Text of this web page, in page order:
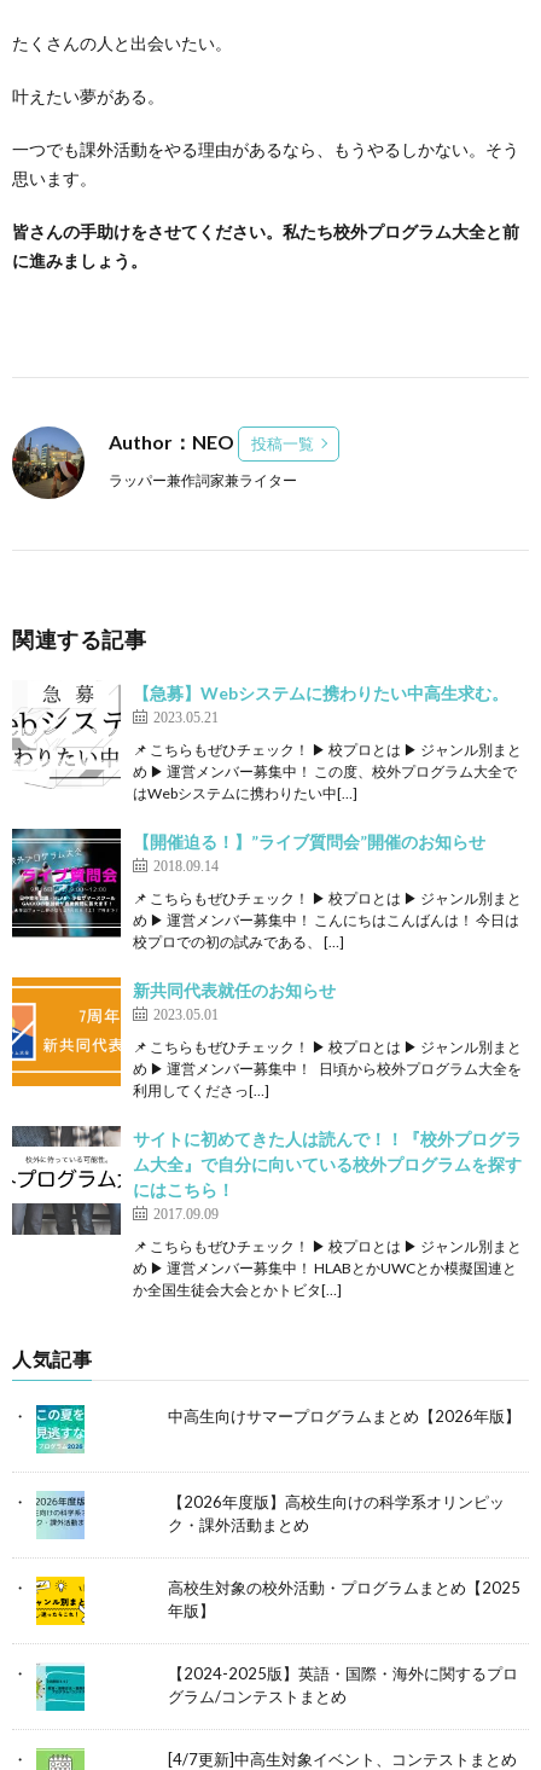
たくさんの人と出会いたい。
叶えたい夢がある。
一つでも課外活動をやる理由があるなら、もうやるしかない。そう
思います。
皆さんの手助けをさせてください。私たち校外プログラム大全と前
に進みましょう。
Author：NEO 投稿一覧
ラッパー兼作詞家兼ライター
関連する記事
【急募】Webシステムに携わりたい中高生求む。
2023.05.21
📌 こちらもぜひチェック！ ▶ 校プロとは ▶ ジャンル別まと
め ▶ 運営メンバー募集中！ この度、校外プログラム大全で
はWebシステムに携わりたい中[…]
【開催迫る！】”ライブ質問会”開催のお知らせ
2018.09.14
📌 こちらもぜひチェック！ ▶ 校プロとは ▶ ジャンル別まと
め ▶ 運営メンバー募集中！ こんにちはこんばんは！ 今日は
校プロでの初の試みである、 […]
新共同代表就任のお知らせ
2023.05.01
📌 こちらもぜひチェック！ ▶ 校プロとは ▶ ジャンル別まと
め ▶ 運営メンバー募集中！ 日頃から校外プログラム大全を
利用してくださっ[…]
サイトに初めてきた人は読んで！！『校外プログラ
ム大全』で自分に向いている校外プログラムを探す
にはこちら！
2017.09.09
📌 こちらもぜひチェック！ ▶ 校プロとは ▶ ジャンル別まと
め ▶ 運営メンバー募集中！ HLABとかUWCとか模擬国連と
か全国生徒会大会とかトビタ[…]
人気記事
中高生向けサマープログラムまとめ【2026年版】
【2026年度版】高校生向けの科学系オリンピッ
ク・課外活動まとめ
高校生対象の校外活動・プログラムまとめ【2025
年版】
【2024-2025版】英語・国際・海外に関するプロ
グラム/コンテストまとめ
[4/7更新]中高生対象イベント、コンテストまとめ